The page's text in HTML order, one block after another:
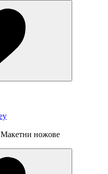
Макетни ножове